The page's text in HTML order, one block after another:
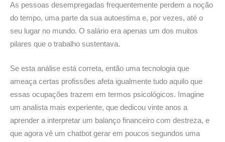
As pessoas desempregadas frequentemente perdem a noção
do tempo, uma parte da sua autoestima e, por vezes, até o
seu lugar no mundo. O salário era apenas um dos muitos
pilares que o trabalho sustentava.
Se esta análise está correta, então uma tecnologia que
ameaça certas profissões afeta igualmente tudo aquilo que
essas ocupações trazem em termos psicológicos. Imagine
um analista mais experiente, que dedicou vinte anos a
aprender a interpretar um balanço financeiro com destreza, e
que agora vê um chatbot gerar em poucos segundos uma